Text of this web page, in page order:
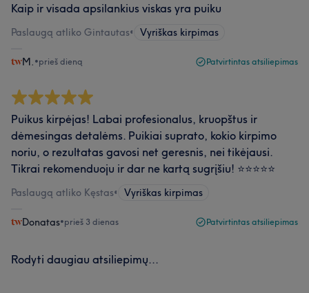
Kaip ir visada apsilankius viskas yra puiku
Paslaugą atliko Gintautas• Vyriškas kirpimas
M. •prieš dieną Patvirtintas atsiliepimas
Puikus kirpėjas! Labai profesionalus, kruopštus ir
dėmesingas detalėms. Puikiai suprato, kokio kirpimo
noriu, o rezultatas gavosi net geresnis, nei tikėjausi.
Tikrai rekomenduoju ir dar ne kartą sugrįšiu! ⭐⭐⭐⭐⭐
Paslaugą atliko Kęstas• Vyriškas kirpimas
Donatas•prieš 3 dienas Patvirtintas atsiliepimas
Rodyti daugiau atsiliepimų...